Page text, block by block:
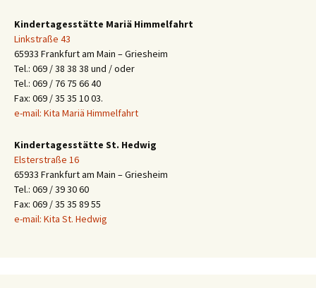
Kindertagesstätte Mariä Himmelfahrt
Linkstraße 43
65933 Frankfurt am Main – Griesheim
Tel.: 069 / 38 38 38 und / oder
Tel.: 069 / 76 75 66 40
Fax: 069 / 35 35 10 03.
e-mail: Kita Mariä Himmelfahrt
Kindertagesstätte St. Hedwig
Elsterstraße 16
65933 Frankfurt am Main – Griesheim
Tel.: 069 / 39 30 60
Fax: 069 / 35 35 89 55
e-mail: Kita St. Hedwig